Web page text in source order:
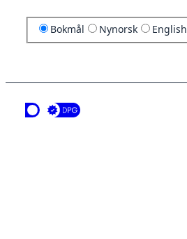
Bokmål Nynorsk English